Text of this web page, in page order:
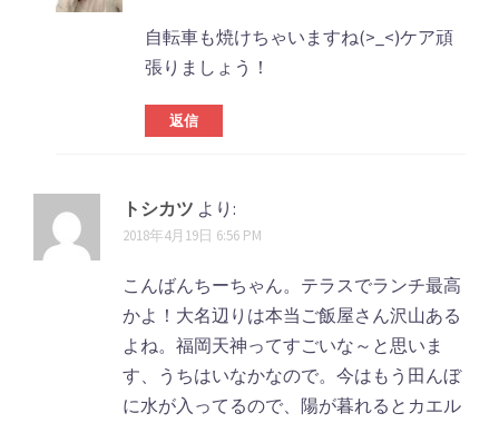
自転車も焼けちゃいますね(>_<)ケア頑
張りましょう！
返信
トシカツ より:
2018年4月19日 6:56 PM
こんばんちーちゃん。テラスでランチ最高
かよ！大名辺りは本当ご飯屋さん沢山ある
よね。福岡天神ってすごいな～と思いま
す、うちはいなかなので。今はもう田んぼ
に水が入ってるので、陽が暮れるとカエル